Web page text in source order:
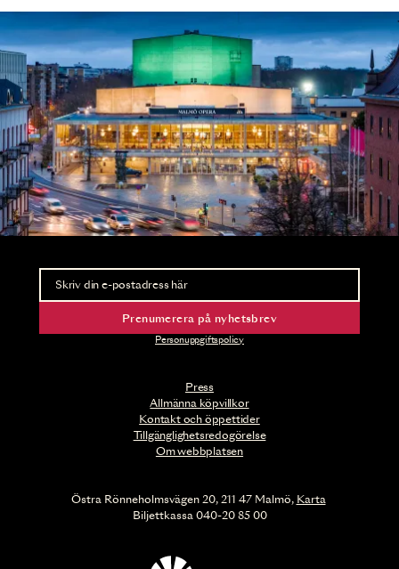
Press
Allmänna köpvillkor
Kontakt och öppettider
Tillgänglighetsredogörelse
Om webbplatsen
Nyhetsbrev
Ta del av förhandsinformation och biljettsläpp.
Prenumerera på nyhetsbrev
Personuppgiftspolicy
Östra Rönneholmsvägen 20, 211 47 Malmö, Karta
Biljettkassa 040-20 85 00